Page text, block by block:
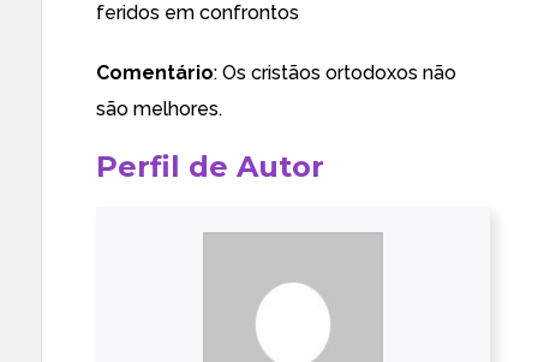
feridos em confrontos
Comentário: Os cristãos ortodoxos não
são melhores.
Perfil de Autor